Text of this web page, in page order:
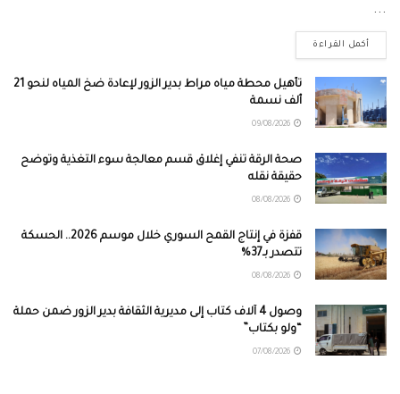
...
أكمل القراءة
تأهيل محطة مياه مراط بدير الزور لإعادة ضخ المياه لنحو 21
ألف نسمة
صحة الرقة تنفي إغلاق قسم معالجة سوء التغذية وتوضح
حقيقة نقله
قفزة في إنتاج القمح السوري خلال موسم 2026.. الحسكة
تتصدر بـ37%
وصول 4 آلاف كتاب إلى مديرية الثقافة بدير الزور ضمن حملة
“ولو بكتاب”